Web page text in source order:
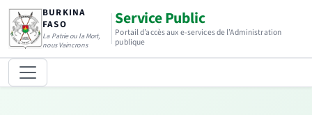
BURKINA
FASO
La Patrie ou la Mort,
nous Vaincrons
Service Public
Portail d’accès aux e-services de l’Administration
publique